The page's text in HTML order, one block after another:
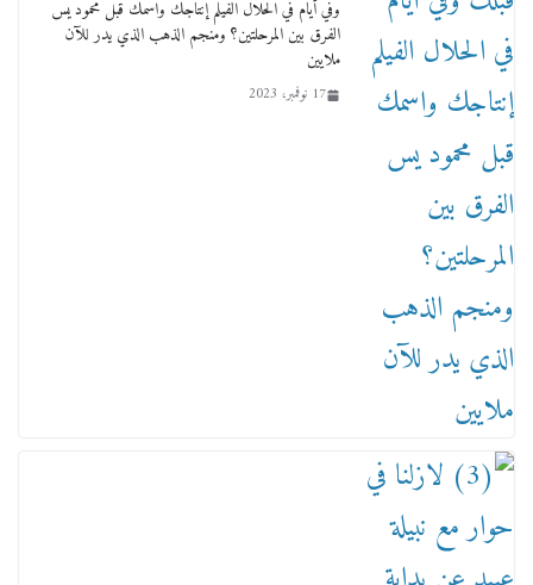
وفي أيام في الحلال الفيلم إنتاجك واسمك قبل محمود يس
الفرق بين المرحلتين؟ ومنجم الذهب الذي يدر للآن
ملايين
17 نوفمبر، 2023